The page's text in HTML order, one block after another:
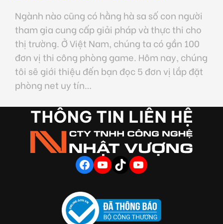
Ngành nào cũng có hằng hà sa số con người
tham gia cung cấp giải pháp và thực thi cho
thị trường. Ở Việt Nam, chúng ta có gần 100
đơn vị thi công phòng game. Hôm nay, chúng
tôi sẽ giới thiệu đến bạn đọc 5 đơn vị lắp đặt
phòng net uy tín…
FACEBOOK YOUTUBE TIKTOK YOUTUBE